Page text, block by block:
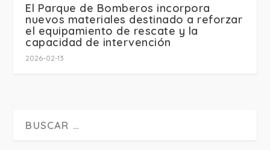
El Parque de Bomberos incorpora
nuevos materiales destinado a reforzar
el equipamiento de rescate y la
capacidad de intervención
2026-02-13